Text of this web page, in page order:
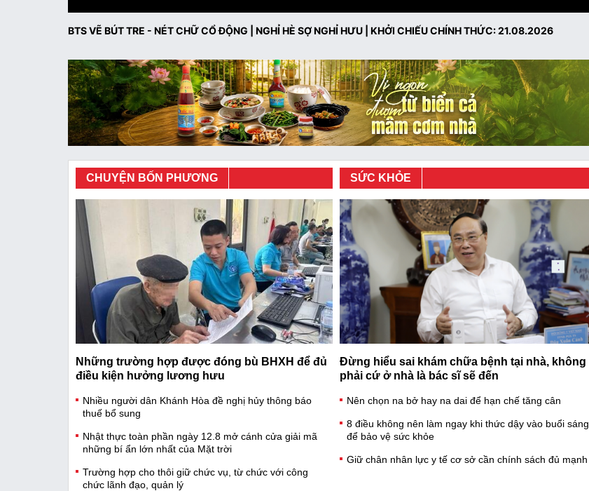
BTS VẼ BÚT TRE - NÉT CHỮ CỔ ĐỘNG | NGHỈ HÈ SỢ NGHỈ HƯU | KHỞI CHIẾU CHÍNH THỨC: 21.08.2026
CHUYỆN BỐN PHƯƠNG
Những trường hợp được đóng bù BHXH để đủ
điều kiện hưởng lương hưu
Nhiều người dân Khánh Hòa đề nghị hủy thông báo
thuế bổ sung
Nhật thực toàn phần ngày 12.8 mở cánh cửa giải mã
những bí ẩn lớn nhất của Mặt trời
Trường hợp cho thôi giữ chức vụ, từ chức với công
chức lãnh đạo, quản lý
SỨC KHỎE
Đừng hiểu sai khám chữa bệnh tại nhà, không
phải cứ ở nhà là bác sĩ sẽ đến
Nên chọn na bở hay na dai để hạn chế tăng cân
8 điều không nên làm ngay khi thức dậy vào buổi sáng
để bảo vệ sức khỏe
Giữ chân nhân lực y tế cơ sở cần chính sách đủ mạnh